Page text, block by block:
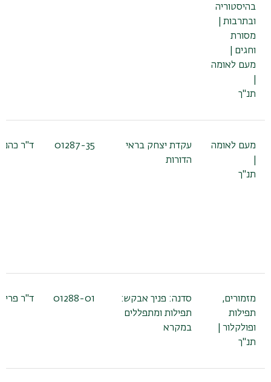
בהיסטוריה
ובתרבות |
מסורת
וחגים |
מעם לאומה
תנ"ך
מעם לאומה
תנ"ך
עקדת יצחק בראי
הדורות
01287-35 ד"ר
מזמורים,
תפילות
ופולקלור |
תנ"ך
סדנה: פניך אבקש:
תפילות ומתפללים
במקרא
01288-01 ד"ר